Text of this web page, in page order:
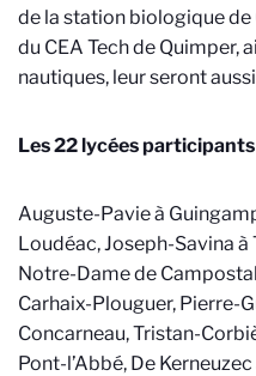
de la station biologique
du CEA Tech de Quimper,
nautiques, leur seront
Les 22 lycées
Auguste-Pavie à
Loudéac, Joseph-Savina à
Notre-Dame de
Carhaix-Plouguer, Pierre-
Concarneau, Tristan-
Pont-l’Abbé, De